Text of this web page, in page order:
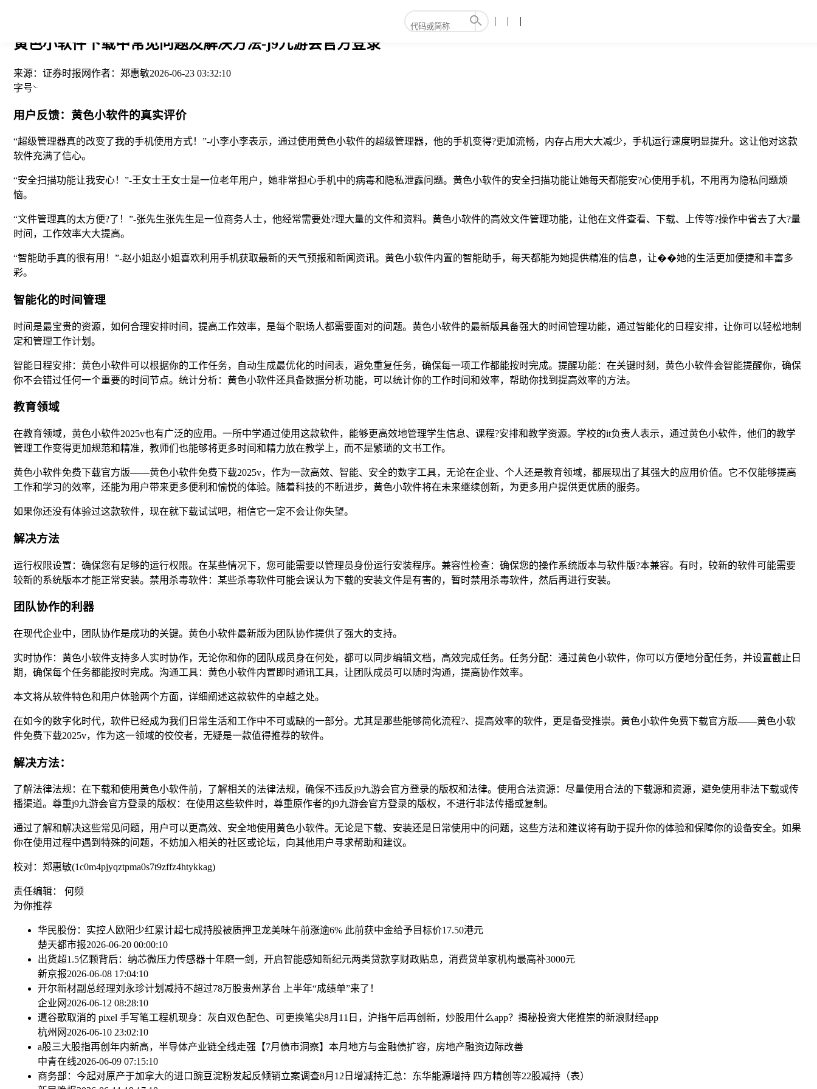
黄色小软件下载中常见问题及解决方法-j9九游会官方登录
来源： 证券时报网作者： 郑惠敏2026-06-23 03:32:10
字号
用户反馈：黄色小软件的真实评价
“超级管理器真的改变了我的手机使用方式！”-小李小李表示，通过使用黄色小软件的超级管理器，他的手机变得?更加流畅，内存占用大大减少，手机运行速度明显提升。这让他对这款
软件充满了信心。
“安全扫描功能让我安心！”-王女士王女士是一位老年用户，她非常担心手机中的病毒和隐私泄露问题。黄色小软件的安全扫描功能让她每天都能安?心使用手机，不用再为隐私问题烦
恼。
“文件管理真的太方便?了！”-张先生张先生是一位商务人士，他经常需要处?理大量的文件和资料。黄色小软件的高效文件管理功能，让他在文件查看、下载、上传等?操作中省去了大?量
时间，工作效率大大提高。
“智能助手真的很有用！”-赵小姐赵小姐喜欢利用手机获取最新的天气预报和新闻资讯。黄色小软件内置的智能助手，每天都能为她提供精准的信息，让��她的生活更加便捷和丰富多
彩。
智能化的时间管理
时间是最宝贵的资源，如何合理安排时间，提高工作效率，是每个职场人都需要面对的问题。黄色小软件的最新版具备强大的时间管理功能，通过智能化的日程安排，让你可以轻松地制
定和管理工作计划。
智能日程安排：黄色小软件可以根据你的工作任务，自动生成最优化的时间表，避免重复任务，确保每一项工作都能按时完成。提醒功能：在关键时刻，黄色小软件会智能提醒你，确保
你不会错过任何一个重要的时间节点。统计分析：黄色小软件还具备数据分析功能，可以统计你的工作时间和效率，帮助你找到提高效率的方法。
教育领域
在教育领域，黄色小软件2025v也有广泛的应用。一所中学通过使用这款软件，能够更高效地管理学生信息、课程?安排和教学资源。学校的it负责人表示，通过黄色小软件，他们的教学
管理工作变得更加规范和精准，教师们也能够将更多时间和精力放在教学上，而不是繁琐的文书工作。
黄色小软件免费下载官方版——黄色小软件免费下载2025v，作为一款高效、智能、安全的数字工具，无论在企业、个人还是教育领域，都展现出了其强大的应用价值。它不仅能够提高
工作和学习的效率，还能为用户带来更多便利和愉悦的体验。随着科技的不断进步，黄色小软件将在未来继续创新，为更多用户提供更优质的服务。
如果你还没有体验过这款软件，现在就下载试试吧，相信它一定不会让你失望。
解决方法
运行权限设置：确保您有足够的运行权限。在某些情况下，您可能需要以管理员身份运行安装程序。兼容性检查：确保您的操作系统版本与软件版?本兼容。有时，较新的软件可能需要
较新的系统版本才能正常安装。禁用杀毒软件：某些杀毒软件可能会误认为下载的安装文件是有害的，暂时禁用杀毒软件，然后再进行安装。
团队协作的利器
在现代企业中，团队协作是成功的关键。黄色小软件最新版为团队协作提供了强大的支持。
实时协作：黄色小软件支持多人实时协作，无论你和你的团队成员身在何处，都可以同步编辑文档，高效完成任务。任务分配：通过黄色小软件，你可以方便地分配任务，并设置截止日
期，确保每个任务都能按时完成。沟通工具：黄色小软件内置即时通讯工具，让团队成员可以随时沟通，提高协作效率。
本文将从软件特色和用户体验两个方面，详细阐述这款软件的卓越之处。
在如今的数字化时代，软件已经成为我们日常生活和工作中不可或缺的一部分。尤其是那些能够简化流程?、提高效率的软件，更是备受推崇。黄色小软件免费下载官方版——黄色小软
件免费下载2025v，作为这一领域的佼佼者，无疑是一款值得推荐的软件。
解决方法：
了解法律法规：在下载和使用黄色小软件前，了解相关的法律法规，确保不违反j9九游会官方登录的版权和法律。使用合法资源：尽量使用合法的下载源和资源，避免使用非法下载或传
播渠道。尊重j9九游会官方登录的版权：在使用这些软件时，尊重原作者的j9九游会官方登录的版权，不进行非法传播或复制。
通过了解和解决这些常见问题，用户可以更高效、安全地使用黄色小软件。无论是下载、安装还是日常使用中的问题，这些方法和建议将有助于提升你的体验和保障你的设备安全。如果
你在使用过程中遇到特殊的问题，不妨加入相关的社区或论坛，向其他用户寻求帮助和建议。
校对：郑惠敏(1c0m4pjyqztpma0s7t9zffz4htykkag)
责任编辑： 何频
为你推荐
华民股份：实控人欧阳少红累计超七成持股被质押卫龙美味午前涨逾6% 此前获中金给予目标价17.50港元
楚天都市报2026-06-20 00:00:10
出货超1.5亿颗背后：纳芯微压力传感器十年磨一剑，开启智能感知新纪元两类贷款享财政贴息，消费贷单家机构最高补3000元
新京报2026-06-08 17:04:10
开尔新材副总经理刘永珍计划减持不超过78万股贵州茅台 上半年“成绩单”来了！
企业网2026-06-12 08:28:10
遭谷歌取消的 pixel 手写笔工程机现身：灰白双色配色、可更换笔尖8月11日，沪指午后再创新，炒股用什么app？揭秘投资大佬推崇的新浪财经app
杭州网2026-06-10 23:02:10
a股三大股指再创年内新高，半导体产业链全线走强 【7月债市洞察】本月地方与金融债扩容，房地产融资边际改善
中青在线2026-06-09 07:15:10
商务部：今起对原产于加拿大的进口豌豆淀粉发起反倾销立案调查8月12日增减持汇总：东华能源增持 四方精创等22股减持（表）